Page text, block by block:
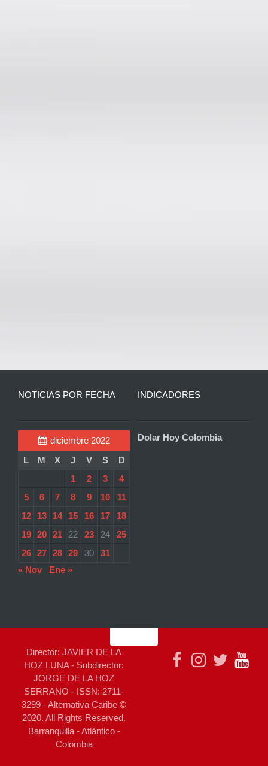
NOTICIAS POR FECHA
diciembre 2022
L
M X J V S
D
1
2 3
4
5
6 7 8 9 10
11
12
13 14 15 16 17
18
19
20 21 22 23 24
25
26
27 28 29 30
31
« Nov
Ene »
INDICADORES
Dolar Hoy Colombia
Director: JAVIER DE LA
HOZ LUNA - Subdirector:
JORGE DE LA HOZ
SERRANO - ISSN: 2711-
3299 - Alternativa Caribe ©
2020. All Rights Reserved.
Barranquilla - Atlántico -
Colombia